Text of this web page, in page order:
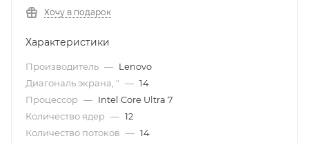
Хочу в подарок
Характеристики
Производитель — Lenovo
Диагональ экрана, " — 14
Процессор — Intel Core Ultra 7
Количество ядер — 12
Количество потоков — 14